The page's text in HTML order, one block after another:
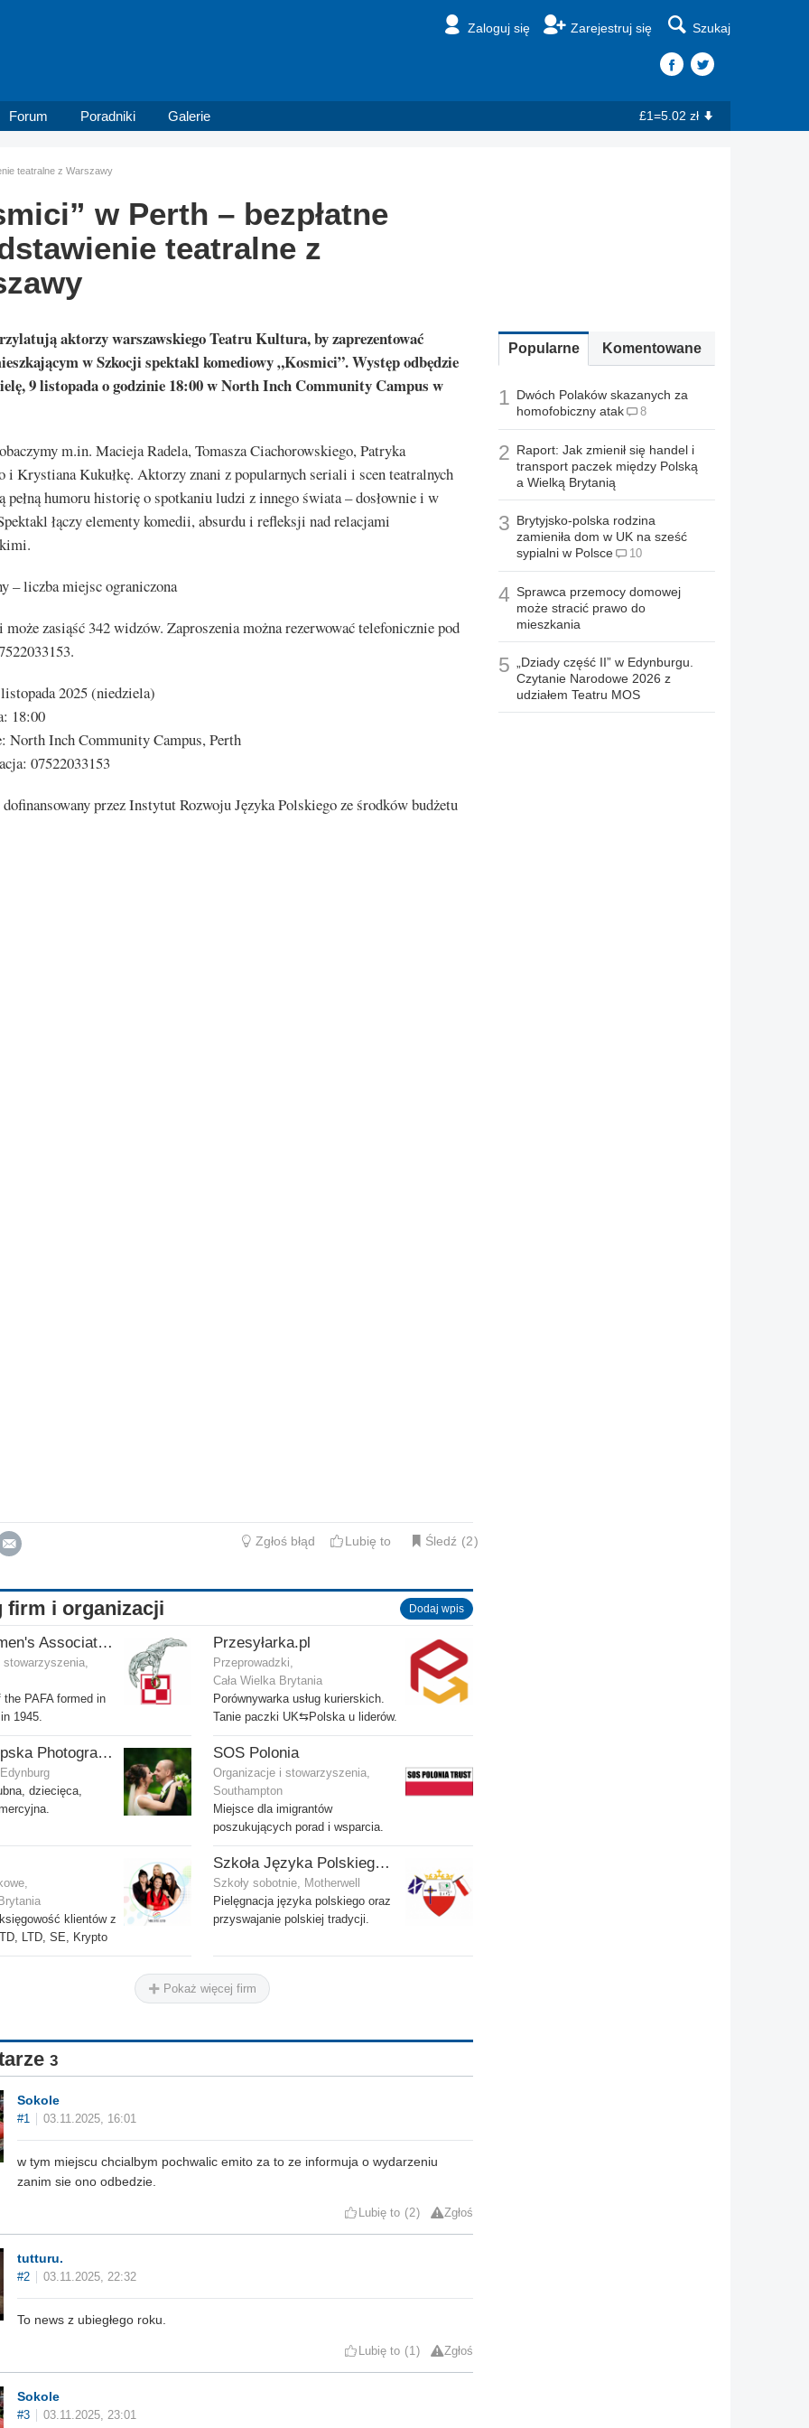
Zaloguj się Zarejestruj się Szukaj
Forum Poradniki Galerie £1=5.02 zł
teatralne z Warszawy
w Perth – bezpłatne
teatralne z
aktorzy warszawskiego Teatru Kultura, by zaprezentować
w Szkocji spektakl komediowy „Kosmici”. Występ odbędzie
9 listopada o godzinie 18:00 w North Inch Community Campus w
m.in. Macieja Radela, Tomasza Ciachorowskiego, Patryka
i Krystiana Kukułkę. Aktorzy znani z popularnych seriali i scen teatralnych
pełną humoru historię o spotkaniu ludzi z innego świata – dosłownie i w
łączy elementy komedii, absurdu i refleksji nad relacjami
– liczba miejsc ograniczona
zasiąść 342 widzów. Zaproszenia można rezerwować telefonicznie pod
2025 (niedziela)
18:00
North Inch Community Campus, Perth
07522033153
przez Instytut Rozwoju Języka Polskiego ze środków budżetu
Popularne Komentowane
1 Dwóch Polaków skazanych za
homofobiczny atak
8
2 Raport: Jak zmienił się handel i
transport paczek między Polską
a Wielką Brytanią
3 Brytyjsko-polska rodzina
zamieniła dom w UK na sześć
sypialni w Polsce
10
4 Sprawca przemocy domowej
może stracić prawo do
mieszkania
5 „Dziady część II” w Edynburgu.
Czytanie Narodowe 2026 z
udziałem Teatru MOS
Zgłoś błąd Lubię to Śledź 2
firm i organizacji Dodaj wpis
Polish Airmen's Association UK - Związek Lotników Polskich WB
stowarzyszenia,
PAFA formed in
1945.
Przesyłarka.pl
Przeprowadzki,
Cała Wielka Brytania
Porównywarka usług kurierskich.
Tanie paczki UK⇆Polska u liderów.
Ola Gostepska Photography
dziecięca,
SOS Polonia
Organizacje i stowarzyszenia,
Southampton
Miejsce dla imigrantów
poszukujących porad i wsparcia.
klientów z
LTD, SE, Krypto
Szkoła Języka Polskiego i Kultury w Motherwell
Szkoły sobotnie, Motherwell
Pielęgnacja języka polskiego oraz
przyswajanie polskiej tradycji.
Pokaż więcej firm
3
Sokole
#1 03.11.2025, 16:01
w tym miejscu chcialbym pochwalic emito za to ze informuja o wydarzeniu
zanim sie ono odbedzie.
Lubię to 2 Zgłoś
tutturu.
#2 03.11.2025, 22:32
To news z ubiegłego roku.
Lubię to 1 Zgłoś
Sokole
#3 03.11.2025, 23:01